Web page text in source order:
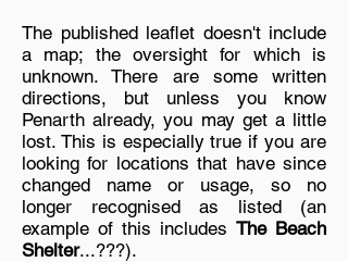
The published leaflet doesn't include
a map; the oversight for which is
unknown. There are some written
directions, but unless you know
Penarth already, you may get a little
lost. This is especially true if you are
looking for locations that have since
changed name or usage, so no
longer recognised as listed (an
example of this includes The Beach
Shelter...???).